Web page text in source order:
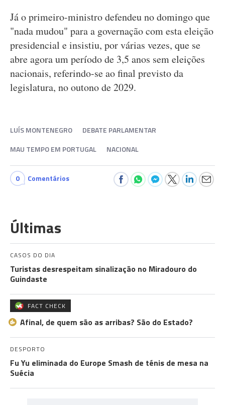
Já o primeiro-ministro defendeu no domingo que
"nada mudou" para a governação com esta eleição
presidencial e insistiu, por várias vezes, que se
abre agora um período de 3,5 anos sem eleições
nacionais, referindo-se ao final previsto da
legislatura, no outono de 2029.
LUÍS MONTENEGRO
DEBATE PARLAMENTAR
MAU TEMPO EM PORTUGAL
NACIONAL
0 Comentários
Últimas
CASOS DO DIA
Turistas desrespeitam sinalização no Miradouro do
Guindaste
FACT CHECK
Afinal, de quem são as arribas? São do Estado?
DESPORTO
Fu Yu eliminada do Europe Smash de ténis de mesa na
Suécia